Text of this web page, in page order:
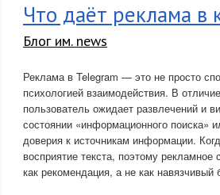
Что даёт реклама в
Блог им. news
Реклама в Telegram — это не просто
психологией взаимодействия. В
пользователь ожидает развлечений и
состоянии «информационного поиска»
доверия к источникам информации.
восприятие текста, поэтому
как рекомендация, а не как навязчивый